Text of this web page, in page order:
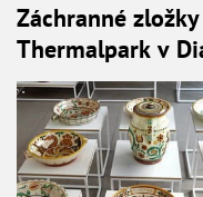
Záchranné
Thermalpark v